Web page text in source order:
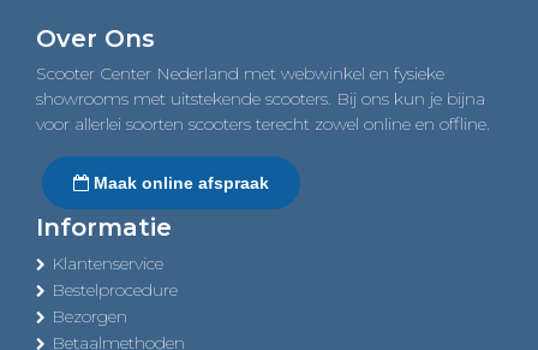
navigation
Over Ons
Scooter Center Nederland met webwinkel en fysieke
showrooms met uitstekende scooters. Bij ons kun je bijna
voor allerlei soorten scooters terecht zowel online en offline.
Maak online afspraak
Informatie
Klantenservice
Bestelprocedure
Bezorgen
Betaalmethoden